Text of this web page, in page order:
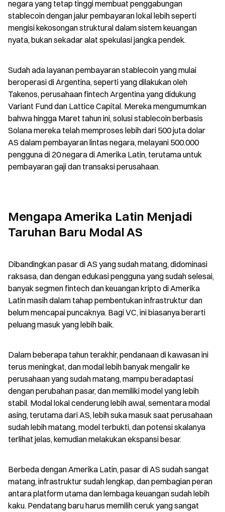
negara yang tetap tinggi membuat penggabungan
stablecoin dengan jalur pembayaran lokal lebih seperti
mengisi kekosongan struktural dalam sistem keuangan
nyata, bukan sekadar alat spekulasi jangka pendek.
Sudah ada layanan pembayaran stablecoin yang mulai
beroperasi di Argentina, seperti yang dilakukan oleh
Takenos, perusahaan fintech Argentina yang didukung
Variant Fund dan Lattice Capital. Mereka mengumumkan
bahwa hingga Maret tahun ini, solusi stablecoin berbasis
Solana mereka telah memproses lebih dari 500 juta dolar
AS dalam pembayaran lintas negara, melayani 500.000
pengguna di 20 negara di Amerika Latin, terutama untuk
pembayaran gaji dan transaksi perusahaan.
Mengapa Amerika Latin Menjadi
Taruhan Baru Modal AS
Dibandingkan pasar di AS yang sudah matang, didominasi
raksasa, dan dengan edukasi pengguna yang sudah selesai,
banyak segmen fintech dan keuangan kripto di Amerika
Latin masih dalam tahap pembentukan infrastruktur dan
belum mencapai puncaknya. Bagi VC, ini biasanya berarti
peluang masuk yang lebih baik.
Dalam beberapa tahun terakhir, pendanaan di kawasan ini
terus meningkat, dan modal lebih banyak mengalir ke
perusahaan yang sudah matang, mampu beradaptasi
dengan perubahan pasar, dan memiliki model yang lebih
stabil. Modal lokal cenderung lebih awal, sementara modal
asing, terutama dari AS, lebih suka masuk saat perusahaan
sudah lebih matang, model terbukti, dan potensi skalanya
terlihat jelas, kemudian melakukan ekspansi besar.
Berbeda dengan Amerika Latin, pasar di AS sudah sangat
matang, infrastruktur sudah lengkap, dan pembagian peran
antara platform utama dan lembaga keuangan sudah lebih
kaku. Pendatang baru harus memilih ceruk yang sangat